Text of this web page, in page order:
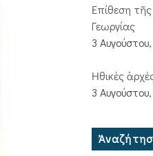
Ἐπίθεση
Γεωργίας
3
Ἠθικὲς
3